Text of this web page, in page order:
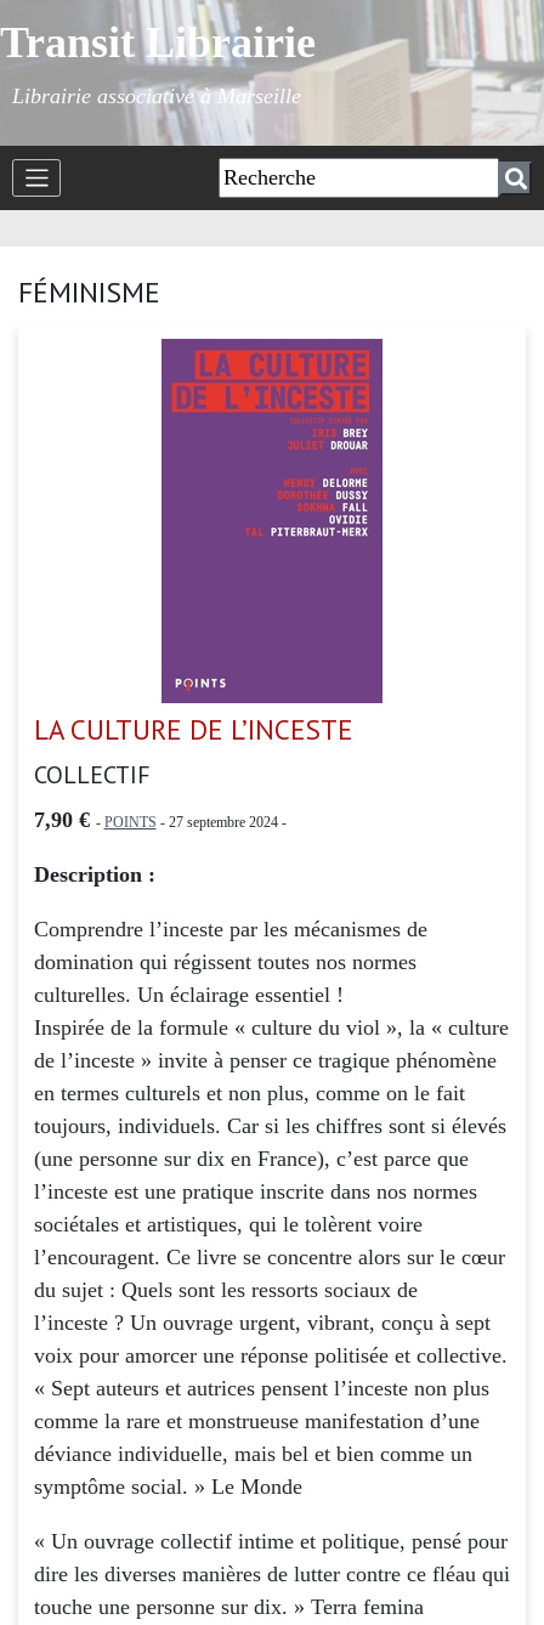
Transit Librairie
Librairie associative à Marseille
FÉMINISME
LA CULTURE DE L’INCESTE
COLLECTIF
7,90 € - POINTS - 27 septembre 2024 -
Description :
Comprendre l’inceste par les mécanismes de
domination qui régissent toutes nos normes
culturelles. Un éclairage essentiel !
Inspirée de la formule « culture du viol », la « culture
de l’inceste » invite à penser ce tragique phénomène
en termes culturels et non plus, comme on le fait
toujours, individuels. Car si les chiffres sont si élevés
(une personne sur dix en France), c’est parce que
l’inceste est une pratique inscrite dans nos normes
sociétales et artistiques, qui le tolèrent voire
l’encouragent. Ce livre se concentre alors sur le cœur
du sujet : Quels sont les ressorts sociaux de
l’inceste ? Un ouvrage urgent, vibrant, conçu à sept
voix pour amorcer une réponse politisée et collective.
« Sept auteurs et autrices pensent l’inceste non plus
comme la rare et monstrueuse manifestation d’une
déviance individuelle, mais bel et bien comme un
symptôme social. » Le Monde
« Un ouvrage collectif intime et politique, pensé pour
dire les diverses manières de lutter contre ce fléau qui
touche une personne sur dix. » Terra femina